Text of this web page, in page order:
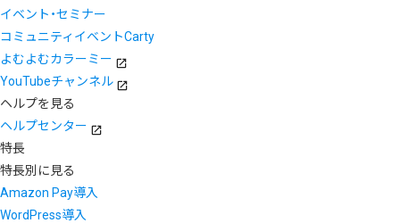
イベント・セミナー
コミュニティイベントCarty
よむよむカラーミー
YouTubeチャンネル
ヘルプを見る
ヘルプセンター
特長
特長別に見る
Amazon Pay導入
WordPress導入